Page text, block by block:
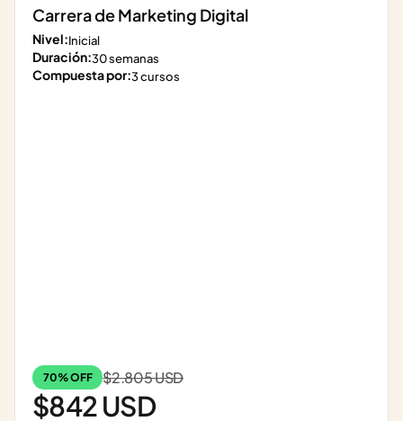
Carrera de Marketing Digital
Nivel:Inicial
Duración:30 semanas
Compuesta por:3 cursos
70% OFF $2.805 USD
$842 USD